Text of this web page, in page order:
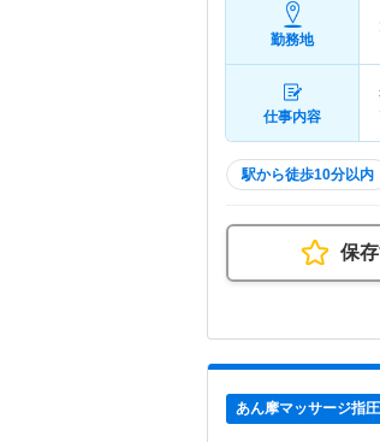
勤務地
仕事内容
駅から徒歩10分以内
保
あん摩マッサージ指